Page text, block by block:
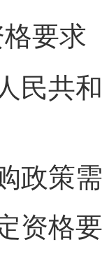
资格
民共
政
定资